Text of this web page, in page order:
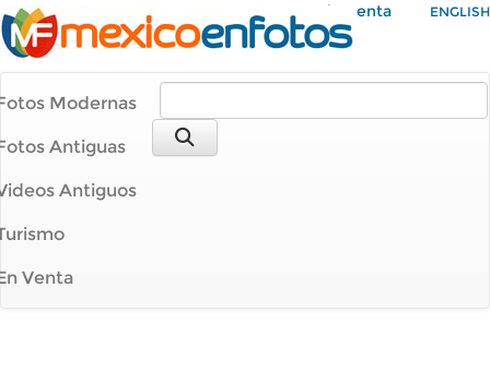
Mi Cuenta ENGLISH
Modernas
Antiguas
Antiguos
Venta